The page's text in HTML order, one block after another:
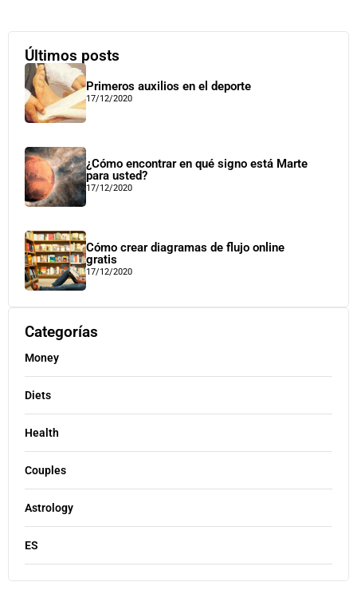
Últimos posts
Primeros auxilios en el deporte
17/12/2020
¿Cómo encontrar en qué signo está Marte
para usted?
17/12/2020
Cómo crear diagramas de flujo online
gratis
17/12/2020
Categorías
Money
Diets
Health
Couples
Astrology
ES